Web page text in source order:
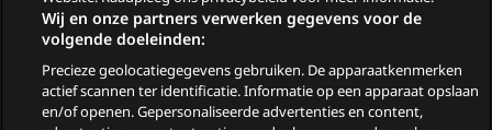
© 2026
Wij en onze partners verwerken gegevens voor de
volgende doeleinden:
Precieze geolocatiegegevens gebruiken. De apparaatkenmerken
actief scannen ter identificatie. Informatie op een apparaat opslaan
en/of openen. Gepersonaliseerde advertenties en content,